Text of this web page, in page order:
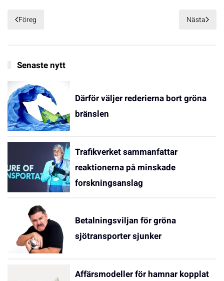
Föreg Nästa
Senaste nytt
Därför väljer rederierna bort gröna
bränslen
Trafikverket sammanfattar
reaktionerna på minskade
forskningsanslag
Betalningsviljan för gröna
sjötransporter sjunker
Affärsmodeller för hamnar kopplat